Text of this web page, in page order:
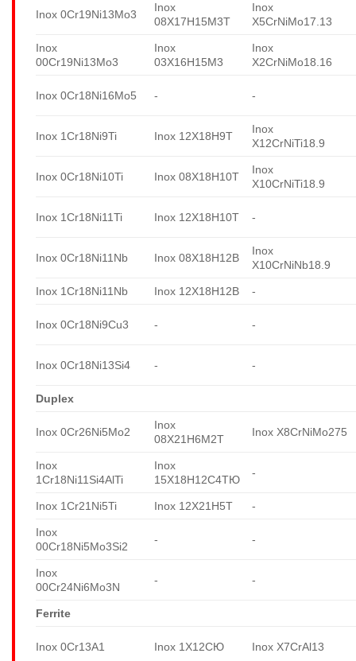
Inox 0Cr19Ni13Mo3
Inox
08X17H15M3T
Inox
X5CrNiMo17.13
Inox
00Cr19Ni13Mo3
Inox
03X16H15M3
Inox
X2CrNiMo18.16
Inox 0Cr18Ni16Mo5 - -
Inox 1Cr18Ni9Ti Inox 12X18H9T
Inox
X12CrNiTi18.9
Inox 0Cr18Ni10Ti Inox 08X18H10T
Inox
X10CrNiTi18.9
Inox 1Cr18Ni11Ti Inox 12X18H10T -
Inox 0Cr18Ni11Nb Inox 08X18H12B
Inox
X10CrNiNb18.9
Inox 1Cr18Ni11Nb Inox 12X18H12B -
Inox 0Cr18Ni9Cu3 - -
Inox 0Cr18Ni13Si4 - -
Duplex
Inox 0Cr26Ni5Mo2
Inox
08X21H6M2T
Inox X8CrNiMo275
Inox
1Cr18Ni11Si4AlTi
Inox
15X18H12C4TЮ
-
Inox 1Cr21Ni5Ti Inox 12X21H5T -
Inox
00Cr18Ni5Mo3Si2
- -
Inox
00Cr24Ni6Mo3N
- -
Ferrite
Inox 0Cr13A1 Inox 1X12CЮ Inox X7CrAl13